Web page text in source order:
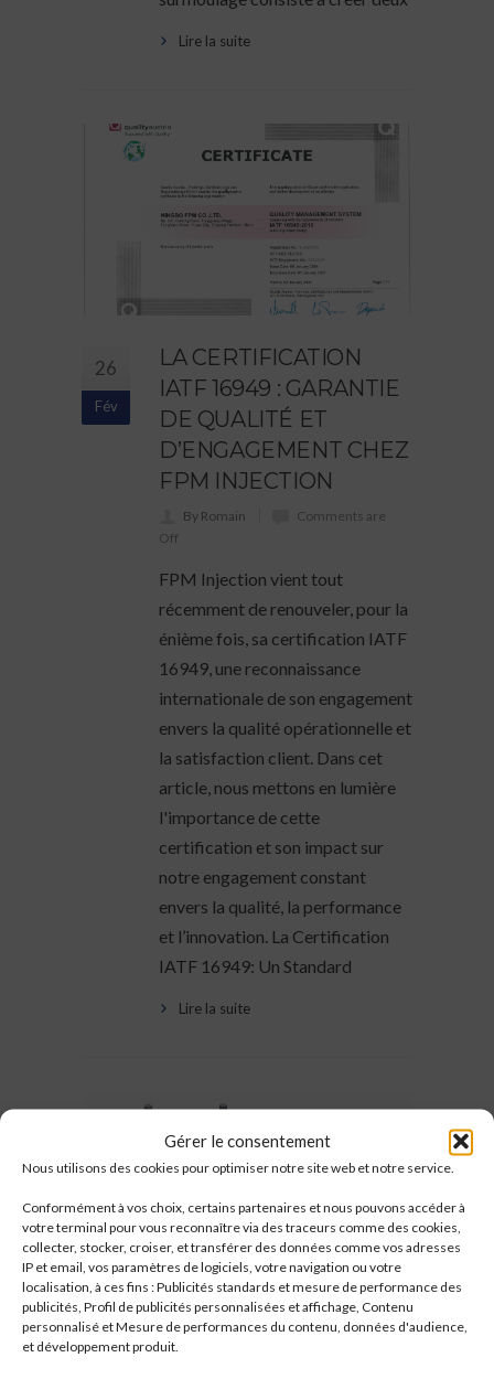
Gérer le consentement
Nous utilisons des cookies pour optimiser notre site web et notre service.
Conformément à vos choix, certains partenaires et nous pouvons accéder à
votre terminal pour vous reconnaître via des traceurs comme des cookies,
collecter, stocker, croiser, et transférer des données comme vos adresses
IP et email, vos paramètres de logiciels, votre navigation ou votre
localisation, à ces fins : Publicités standards et mesure de performance des
publicités, Profil de publicités personnalisées et affichage, Contenu
personnalisé et Mesure de performances du contenu, données d'audience,
et développement produit.
Lire la suite
26
Fév
LA CERTIFICATION
IATF 16949 : GARANTIE
DE QUALITÉ ET
D’ENGAGEMENT CHEZ
FPM INJECTION
By Romain
Comments are
Off
FPM Injection vient tout
récemment de renouveler, pour la
énième fois, sa certification IATF
16949, une reconnaissance
internationale de son engagement
envers la qualité opérationnelle et
la satisfaction client. Dans cet
article, nous mettons en lumière
l'importance de cette
certification et son impact sur
notre engagement constant
envers la qualité, la performance
et l’innovation. La Certification
IATF 16949: Un Standard
Lire la suite
24
Mai
CONCEPTION D’UN
MOULE D’INJECTION
PLASTIQUE